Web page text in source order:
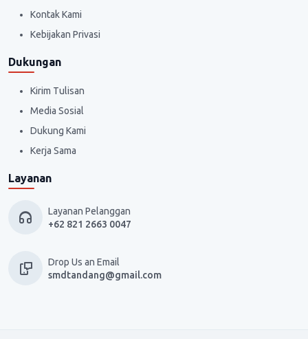
Kontak Kami
Kebijakan Privasi
Dukungan
Kirim Tulisan
Media Sosial
Dukung Kami
Kerja Sama
Layanan
Layanan Pelanggan
+62 821 2663 0047
Drop Us an Email
smdtandang@gmail.com